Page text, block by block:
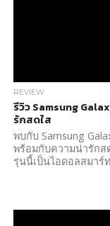
REVIEW
รีวิว Samsung
รักสดใส
พบกับ Samsung
พร้อมกับความน่ารักส
รุ่นนี้เป็นไอดอลสมาร์